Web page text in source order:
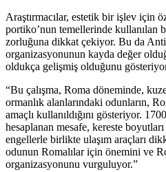
Araştırmacılar, estetik bir işlev için
portiko’nun temellerinde kullanılan
zorluğuna dikkat çekiyor. Bu da
organizasyonunun kayda değer
oldukça gelişmiş olduğunu
“Bu çalışma, Roma döneminde,
ormanlık alanlarındaki odunların,
amaçlı kullanıldığını gösteriyor.
hesaplanan mesafe, kereste
engellerle birlikte ulaşım araçları
odunun Romalılar için önemini ve
organizasyonunu vurguluyor.”